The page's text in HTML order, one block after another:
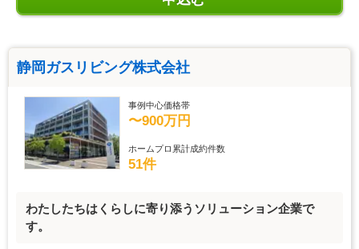
静岡ガスリビング株式会社
事例中心価格帯
〜900万円
ホームプロ累計成約件数
51件
わたしたちはくらしに寄り添うソリューション企業で
す。